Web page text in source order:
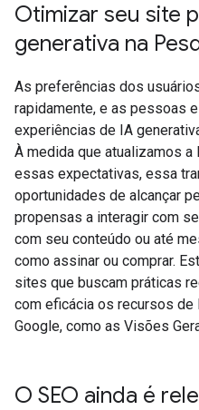
Otimizar seu site
generativa na
As preferências dos
rapidamente, e as pessoas
experiências de IA
À medida que atualizamos a
essas expectativas, essa
oportunidades de alcançar
propensas a interagir com
com seu conteúdo ou até
como assinar ou comprar.
sites que buscam práticas
com eficácia os recursos de
Google, como as Visões
O SEO ainda é